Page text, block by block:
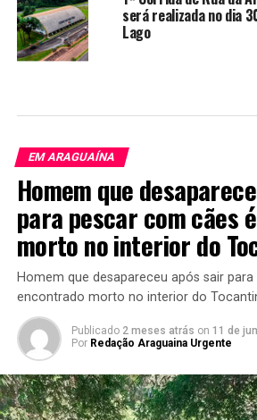
será realizada no dia
Lago
EM ARAGUAÍNA
Homem que
para pescar com cães
morto no interior do
Homem que desapareceu após sair
encontrado morto no interior do
Publicado 2 meses atrás on 11 de
Por Redação Araguaina Urgente